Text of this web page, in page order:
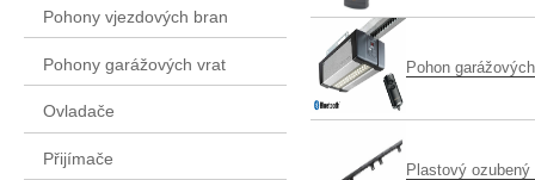
Pohony vjezdových bran
Pohony garážových vrat
Ovladače
Přijímače
Pohon
Plastový ozubený